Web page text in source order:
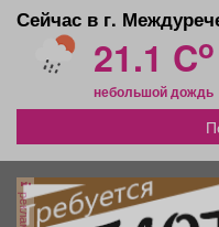
Сейчас в г.
21.1 Co
небольшой дождь
реклама